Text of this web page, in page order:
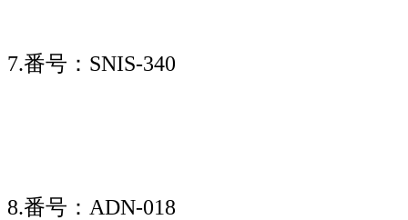
7.番号：SNIS-340
8.番号：ADN-018